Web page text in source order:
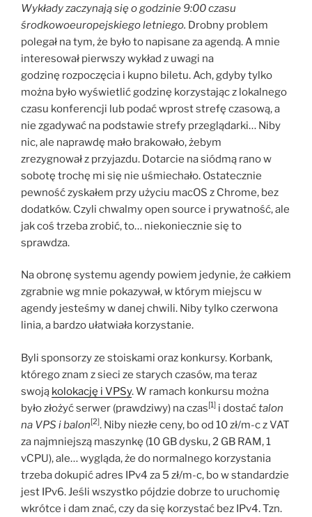
Wykłady zaczynają się o godzinie 9:00 czasu
środkowoeuropejskiego letniego. Drobny problem
polegał na tym, że było to napisane za agendą. A mnie
interesował pierwszy wykład z uwagi na
godzinę rozpoczęcia i kupno biletu. Ach, gdyby tylko
można było wyświetlić godzinę korzystając z lokalnego
czasu konferencji lub podać wprost strefę czasową, a
nie zgadywać na podstawie strefy przeglądarki… Niby
nic, ale naprawdę mało brakowało, żebym
zrezygnował z przyjazdu. Dotarcie na siódmą rano w
sobotę trochę mi się nie uśmiechało. Ostatecznie
pewność zyskałem przy użyciu macOS z Chrome, bez
dodatków. Czyli chwalmy open source i prywatność, ale
jak coś trzeba zrobić, to… niekoniecznie się to
sprawdza.
Na obronę systemu agendy powiem jedynie, że całkiem
zgrabnie wg mnie pokazywał, w którym miejscu w
agendy jesteśmy w danej chwili. Niby tylko czerwona
linia, a bardzo ułatwiała korzystanie.
Byli sponsorzy ze stoiskami oraz konkursy. Korbank,
którego znam z sieci ze starych czasów, ma teraz
swoją kolokację i VPSy. W ramach konkursu można
było złożyć serwer (prawdziwy) na czas[1] i dostaćtalon
na VPS i balon[2]. Niby niezłe ceny, bo od 10 zł/m-c z VAT
za najmniejszą maszynkę (10 GB dysku, 2 GB RAM, 1
vCPU), ale… wygląda, że do normalnego korzystania
trzeba dokupić adres IPv4 za 5 zł/m-c, bo w standardzie
jest IPv6. Jeśli wszystko pójdzie dobrze to uruchomię
wkrótce i dam znać, czy da się korzystać bez IPv4. Tzn.